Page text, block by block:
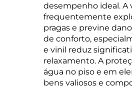
desempenho ideal. A
frequentemente
pragas e previne
de conforto,
e vinil reduz
relaxamento. A
água no piso e em
bens valiosos e